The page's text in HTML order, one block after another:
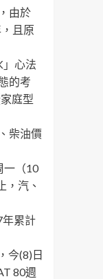
由於
且原
心法
的考
庭型
柴油價
一（10
，汽、
累計
今(8)日
80週